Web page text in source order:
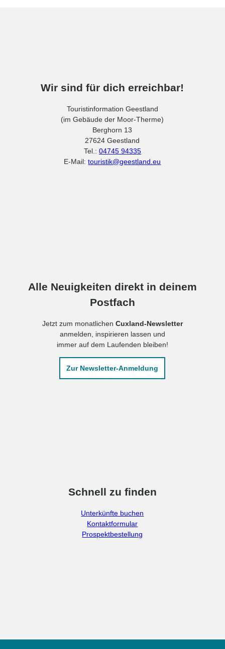
Wir sind für dich erreichbar!
Touristinformation Geestland
(im Gebäude der Moor-Therme)
Berghorn 13
27624 Geestland
Tel.: 04745 94335
E-Mail:touristik@geestland.eu
Alle Neuigkeiten direkt in deinem
Postfach
Jetzt zum monatlichen Cuxland-Newsletter
anmelden, inspirieren lassen und
immer auf dem Laufenden bleiben!
Zur Newsletter-Anmeldung
Schnell zu finden
Unterkünfte buchen
Kontaktformular
Prospektbestellung
o
g